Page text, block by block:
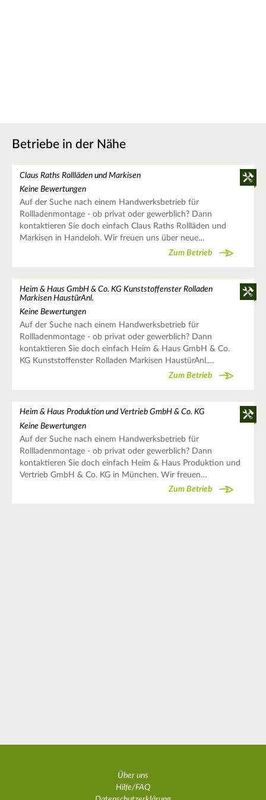
Betriebe in der Nähe
Claus Raths Rollläden und Markisen
Keine Bewertungen
Auf der Suche nach einem Handwerksbetrieb für
Rollladenmontage - ob privat oder gewerblich? Dann
kontaktieren Sie doch einfach Claus Raths Rollläden und
Markisen in Handeloh. Wir freuen uns über neue…
Zum Betrieb
Heim & Haus GmbH & Co. KG Kunststoffenster Rolladen
Markisen HaustürAnl.
Keine Bewertungen
Auf der Suche nach einem Handwerksbetrieb für
Rollladenmontage - ob privat oder gewerblich? Dann
kontaktieren Sie doch einfach Heim & Haus GmbH & Co.
KG Kunststoffenster Rolladen Markisen HaustürAnl.…
Zum Betrieb
Heim & Haus Produktion und Vertrieb GmbH & Co. KG
Keine Bewertungen
Auf der Suche nach einem Handwerksbetrieb für
Rollladenmontage - ob privat oder gewerblich? Dann
kontaktieren Sie doch einfach Heim & Haus Produktion und
Vertrieb GmbH & Co. KG in München. Wir freuen…
Zum Betrieb
Über uns
Hilfe/FAQ